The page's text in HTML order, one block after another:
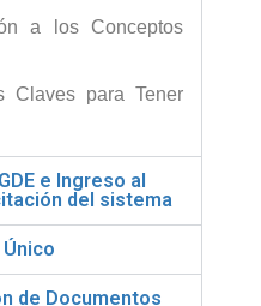
a los Conceptos
Claves para Tener
e Ingreso al
del sistema
de Documentos